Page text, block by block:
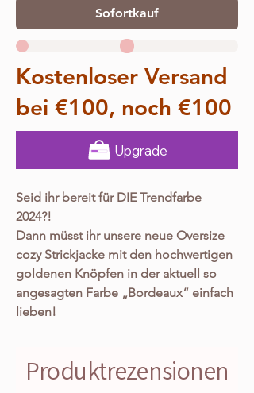
Sofortkauf
Kostenloser Versand
bei €100, noch €100
Upgrade
Seid ihr bereit für DIE Trendfarbe
2024?!
Dann müsst ihr unsere neue Oversize
cozy Strickjacke mit den hochwertigen
goldenen Knöpfen in der aktuell so
angesagten Farbe „Bordeaux“ einfach
lieben!
Schnitt und ist mit ihren hochwertigen
Produktrezensionen